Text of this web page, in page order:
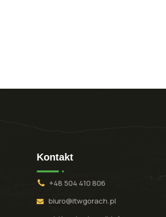
Kontakt
+48 504 410 806
biuro@itwgorach.pl